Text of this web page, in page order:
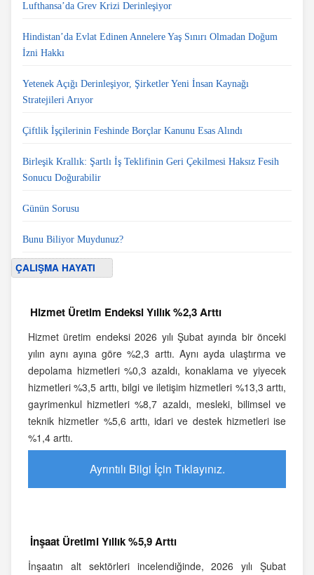
Lufthansa’da Grev Krizi Derinleşiyor
Hindistan’da Evlat Edinen Annelere Yaş Sınırı Olmadan Doğum
İzni Hakkı
Yetenek Açığı Derinleşiyor, Şirketler Yeni İnsan Kaynağı
Stratejileri Arıyor
Çiftlik İşçilerinin Feshinde Borçlar Kanunu Esas Alındı
Birleşik Krallık: Şartlı İş Teklifinin Geri Çekilmesi Haksız Fesih
Sonucu Doğurabilir
Günün Sorusu
Bunu Biliyor Muydunuz?
ÇALIŞMA HAYATI
Hizmet Üretim Endeksi Yıllık %2,3 Arttı
Hizmet üretim endeksi 2026 yılı Şubat ayında bir önceki
yılın aynı ayına göre %2,3 arttı. Aynı ayda ulaştırma ve
depolama hizmetleri %0,3 azaldı, konaklama ve yiyecek
hizmetleri %3,5 arttı, bilgi ve iletişim hizmetleri %13,3 arttı,
gayrimenkul hizmetleri %8,7 azaldı, mesleki, bilimsel ve
teknik hizmetler %5,6 arttı, idari ve destek hizmetleri ise
%1,4 arttı.
Ayrıntılı Bilgi İçin Tıklayınız.
İnşaat Üretimi Yıllık %5,9 Arttı
İnşaatın alt sektörleri incelendiğinde, 2026 yılı Şubat